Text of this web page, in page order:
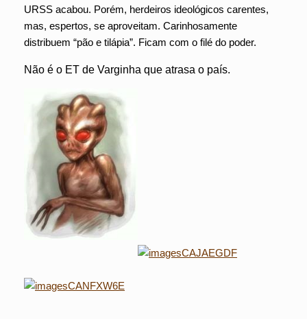
URSS acabou. Porém, herdeiros ideológicos carentes,
mas, espertos, se aproveitam. Carinhosamente
distribuem “pão e tilápia”. Ficam com o filé do poder.
Não é o ET de Varginha que atrasa o país.